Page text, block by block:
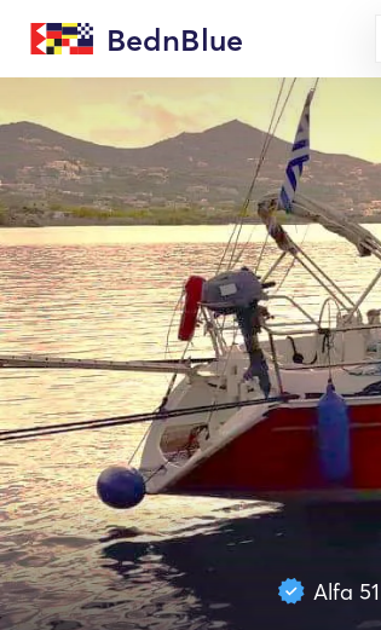
BednBlue
Alfa 51